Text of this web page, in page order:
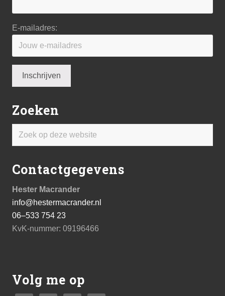
E-mailadres:
Zoeken
Zoek
website
Contactgegevens
Hester Macrander
info@hestermacrander.nl
06–533 754 23
KvK-nummer: 09196466
Volg me op